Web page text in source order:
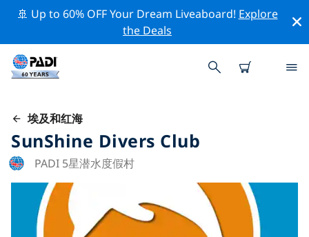
🚢 Up to 60% OFF Your Dream Liveaboard! Explore
the Deals
埃及和红海
SunShine Divers Club
PADI 5星潜水度假村